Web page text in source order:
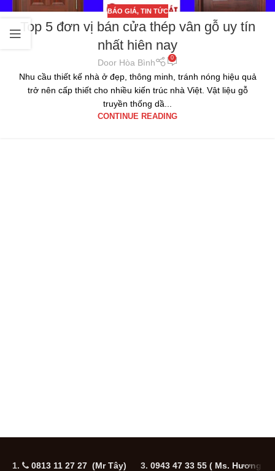
BÁO GIÁ, TIN TỨC
Top 5 đơn vị bán cửa thép vân gỗ uy tín
nhất hiên nay
Door Hòa Bình 0
Nhu cầu thiết kế nhà ở đẹp, thông minh, tránh nóng hiệu quả
trở nên cấp thiết cho nhiều kiến trúc nhà Việt. Vật liệu gỗ
truyền thống dầ...
CONTINUE READING
1. 0813 11 27 27 (Mr Tây) 3. 0943 47 33 55 ( Ms. Hương